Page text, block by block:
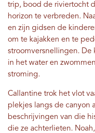
trip, bood de riviertocht
horizon te verbreden.
en zijn gidsen de
om te kajakken en te
stroomversnellingen. De
in het water en
stroming.
Callantine trok het vlot
plekjes langs de canyon
beschrijvingen van die
die ze achterlieten.